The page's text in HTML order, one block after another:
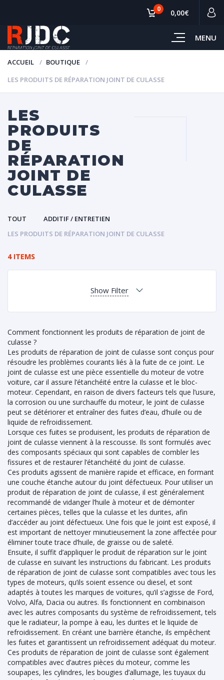
MENU
0 0,00€
ACCUEIL
BOUTIQUE
LES PRODUITS DE RÉPARATION JOINT DE CULASSE
LES
PRODUITS
DE
RÉPARATION
JOINT DE
CULASSE
TOUT
ADDITIF / ENTRETIEN
LES PRODUITS DE RÉPARATION JOINT DE CULASSE
4 ITEMS
Show Filter
Comment fonctionnent les produits de réparation de joint de
culasse ?
Les produits de réparation de joint de culasse sont conçus pour
résoudre les problèmes courants liés à la fuite de ce joint. Le
joint de culasse est une pièce essentielle du moteur de votre
voiture, car il assure l’étanchéité entre la culasse et le bloc-
moteur. Cependant, en raison de divers facteurs tels que l’usure,
la corrosion ou une surchauffe du moteur, le joint de culasse
peut se détériorer et entraîner des fuites d’eau, d’huile ou de
liquide de refroidissement.
Lorsque ces fuites se produisent, les produits de réparation de
joint de culasse viennent à la rescousse. Ils sont formulés avec
des composants spéciaux qui sont capables de combler les
fissures et de restaurer l’étanchéité du joint de culasse.
Ces produits agissent de manière rapide et efficace, en formant
une couche étanche autour du joint défectueux. Pour utiliser un
produit de réparation de joint de culasse, il est généralement
recommandé de vidanger l’huile à moteur et de démonter
certaines pièces, telles que la culasse et les durites, afin
d’accéder au joint défectueux. Une fois que le joint est exposé, il
est important de nettoyer minutieusement la zone affectée pour
éliminer toute trace d’huile, de graisse ou de saleté.
Ensuite, il suffit d’appliquer le produit de réparation sur le joint
de culasse en suivant les instructions du fabricant. Les produits
de réparation de joint de culasse sont compatibles avec tous les
types de moteurs, qu’ils soient essence ou diesel, et sont
adaptés à toutes les marques de voitures, qu’il s’agisse de Ford,
Volvo, Alfa, Dacia ou autres. Ils fonctionnent en combinaison
avec les autres composants du système de refroidissement, tels
que le radiateur, la pompe à eau, les durites et le liquide de
refroidissement. En créant une barrière étanche, ils empêchent
les fuites et garantissent un refroidissement adéquat du moteur.
Ces produits de réparation de joint de culasse sont également
compatibles avec d’autres pièces du moteur, comme les
soupapes, les cylindres, les bougies d’allumage, les tuyaux du